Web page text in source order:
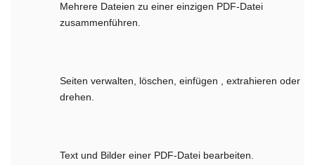
Mehrere Dateien zu einer einzigen PDF-Datei
zusammenführen.
Seiten verwalten, löschen, einfügen , extrahieren oder
drehen.
Text und Bilder einer PDF-Datei bearbeiten.